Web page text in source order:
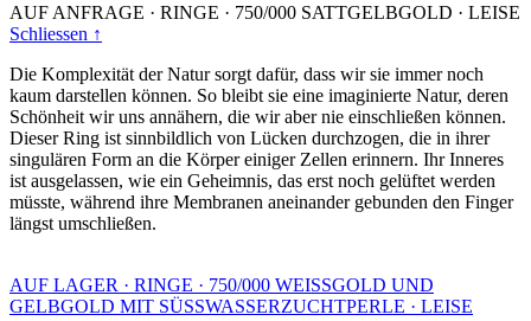
AUF ANFRAGE · RINGE · 750/000 SATTGELBGOLD · LEISE
Schliessen ↑
Die Komplexität der Natur sorgt dafür, dass wir sie immer noch
kaum darstellen können. So bleibt sie eine imaginierte Natur, deren
Schönheit wir uns annähern, die wir aber nie einschließen können.
Dieser Ring ist sinnbildlich von Lücken durchzogen, die in ihrer
singulären Form an die Körper einiger Zellen erinnern. Ihr Inneres
ist ausgelassen, wie ein Geheimnis, das erst noch gelüftet werden
müsste, während ihre Membranen aneinander gebunden den Finger
längst umschließen.
AUF LAGER · RINGE · 750/000 WEISSGOLD UND
GELBGOLD MIT SÜSSWASSERZUCHTPERLE · LEISE